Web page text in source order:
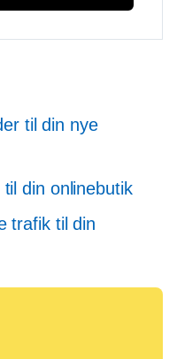
til din nye
din onlinebutik
trafik til din